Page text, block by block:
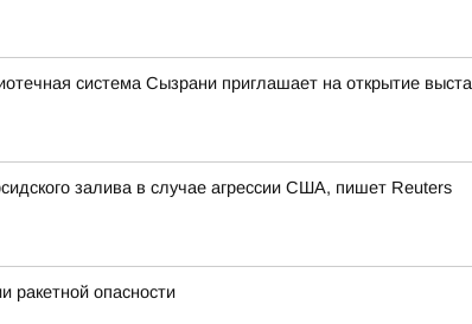
система Сызрани приглашает на открытие
залива в случае агрессии США, пишет Reuters
ракетной опасности